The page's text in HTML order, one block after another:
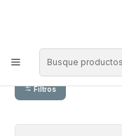
Cipriani
Filtros